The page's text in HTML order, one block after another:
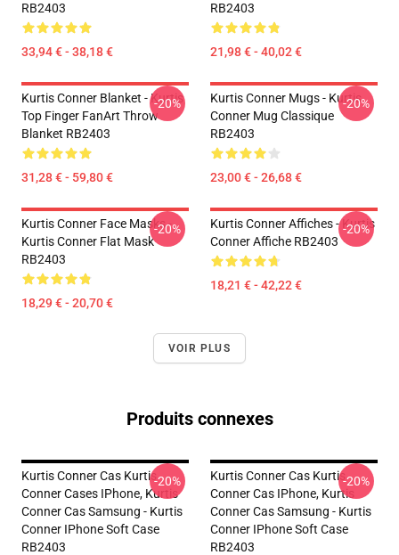
RB2403
33,94 € - 38,18 €
RB2403
21,98 € - 40,02 €
Kurtis Conner Blanket - Kurtis
Top Finger FanArt Throw
Blanket RB2403
31,28 € - 59,80 €
-20%
Kurtis Conner Mugs - Kurtis
Conner Mug Classique
RB2403
23,00 € - 26,68 €
-20%
Kurtis Conner Face Masks -
Kurtis Conner Flat Mask
RB2403
18,29 € - 20,70 €
-20%
Kurtis Conner Affiches - Kurtis
Conner Affiche RB2403
18,21 € - 42,22 €
-20%
VOIR PLUS
Produits connexes
Kurtis Conner Cas Kurtis
Conner Cases IPhone, Kurtis
Conner Cas Samsung - Kurtis
Conner IPhone Soft Case
RB2403
-20%
Kurtis Conner Cas Kurtis
Conner Cas IPhone, Kurtis
Conner Cas Samsung - Kurtis
Conner IPhone Soft Case
RB2403
-20%